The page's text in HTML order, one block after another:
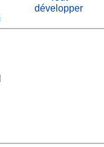
développer